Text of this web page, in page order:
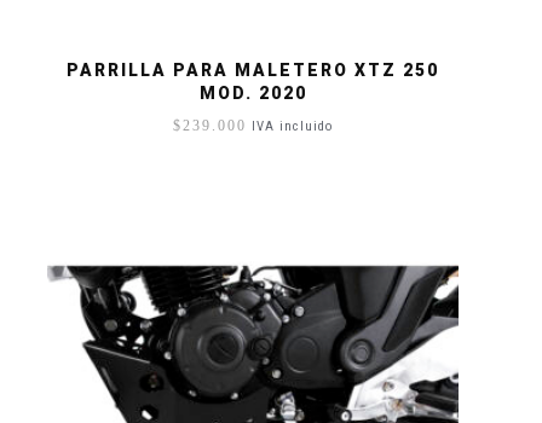
PARRILLA PARA MALETERO XTZ 250
MOD. 2020
$239.000 IVA incluido